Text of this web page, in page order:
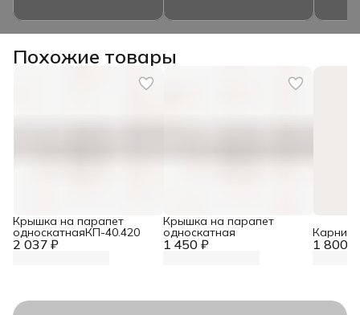
Похожие товары
2 037 ₽
Крышка на парапет
односкатнаяКП-40.420
1 450 ₽
Крышка на парапет
односкатная
1 800 ₽
Карниз